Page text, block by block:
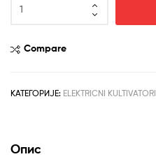
1400
električni
Compare
КАТЕГОРИЈЕ: ELEKTRICNI KULTIVATORI
Опис